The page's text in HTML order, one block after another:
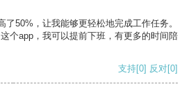
了50%，让我能够更轻松地完成工作任务。
个app，我可以提前下班，有更多的时间陪
支持[0] 反对[0]